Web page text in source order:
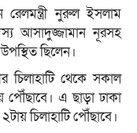
রেলমন্ত্রী নুরুল ইসলাম
আসাদুজ্জামান নূরসহ
উপস্থিত ছিলেন।
চিলাহাটি থেকে সকাল
পৌঁছাবে। এ ছাড়া ঢাকা
চিলাহাটি পৌঁছাবে।